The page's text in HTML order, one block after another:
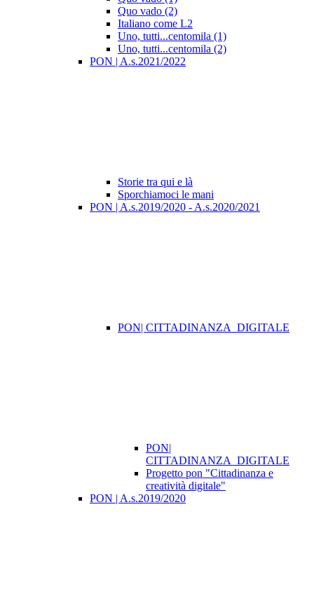
Quo vado (2)
Italiano come L2
Uno, tutti...centomila (1)
Uno, tutti...centomila (2)
PON | A.s.2021/2022
Storie tra qui e là
Sporchiamoci le mani
PON | A.s.2019/2020 - A.s.2020/2021
PON| CITTADINANZA_DIGITALE
PON|
CITTADINANZA_DIGITALE
Progetto pon "Cittadinanza e
creatività digitale"
PON | A.s.2019/2020